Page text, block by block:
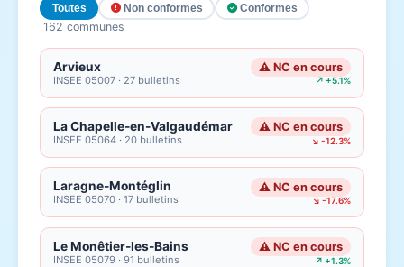
Toutes Non conformes Conformes
162 communes
Arvieux
INSEE 05007 · 27 bulletins
⚠ NC en cours
↗ +5.1%
La Chapelle-en-Valgaudémar
INSEE 05064 · 20 bulletins
⚠ NC en cours
↘ -12.3%
Laragne-Montéglin
INSEE 05070 · 17 bulletins
⚠ NC en cours
↘ -17.6%
Le Monêtier-les-Bains
INSEE 05079 · 91 bulletins
⚠ NC en cours
↗ +1.3%